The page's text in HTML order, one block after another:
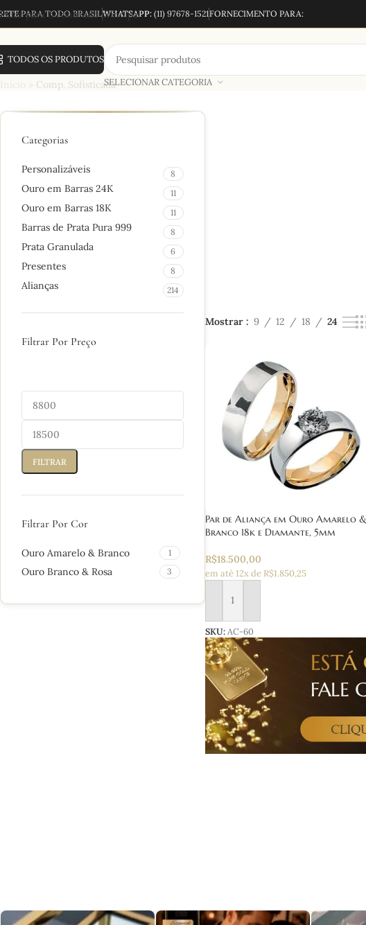
Pular para o conteúdo principal
PARA TODO BRASILWHATSAPP: (11) 97678-1521FORNECIMENTO PARA:
TODOS OS PRODUTOS
SELECIONAR CATEGORIA
Comp. Sofisticada
Categorias
Personalizáveis 8
Ouro em Barras 24K 11
Ouro em Barras 18K 11
Barras de Prata Pura 999 8
Prata Granulada 6
Presentes 8
Alianças 214
Filtrar Por Preço
FILTRAR
Filtrar Por Cor
Ouro Amarelo & Branco 1
Ouro Branco & Rosa 3
Mostrar 9 12 18 24
Par de Aliança em Ouro Amarelo &
Branco 18k e Diamante, 5mm
R$18.500,00
em até 12x de R$1.850,25
Adicionar ao carrinho
SKU: AC-60